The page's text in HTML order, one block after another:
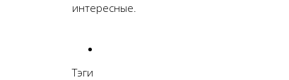
интересные.
Тэги